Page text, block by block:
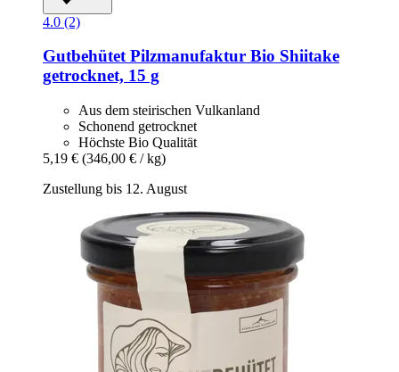
4.0 (2)
Gutbehütet Pilzmanufaktur Bio Shiitake
getrocknet, 15 g
Aus dem steirischen Vulkanland
Schonend getrocknet
Höchste Bio Qualität
5,19 € (346,00 € / kg)
Zustellung bis 12. August